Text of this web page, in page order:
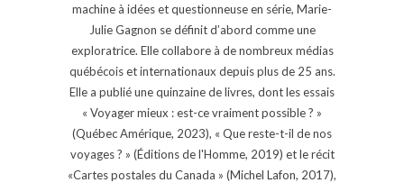
machine à idées et questionneuse en série, Marie-
Julie Gagnon se définit d’abord comme une
exploratrice. Elle collabore à de nombreux médias
québécois et internationaux depuis plus de 25 ans.
Elle a publié une quinzaine de livres, dont les essais
« Voyager mieux : est-ce vraiment possible ? »
(Québec Amérique, 2023), « Que reste-t-il de nos
voyages ? » (Éditions de l'Homme, 2019) et le récit
«Cartes postales du Canada » (Michel Lafon, 2017),